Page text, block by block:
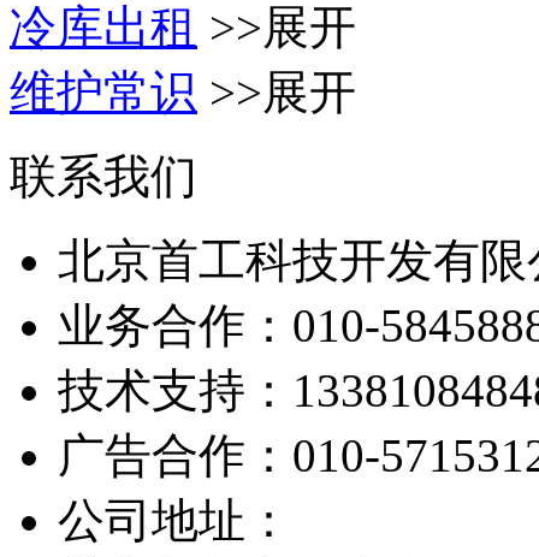
冷库出租 >>展开
维护常识 >>展开
联系我们
北京首工科技开发有限
业务合作： 010-
技术支持：
广告合作： 010-
公司地址：